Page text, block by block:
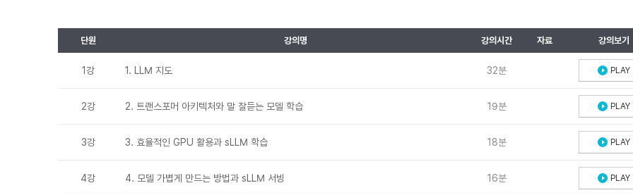
단원 강의명 강의시간 자료 강의보기
1강 1. LLM 지도 32분 PLAY
2강 2. 트랜스포머 아키텍처와 말 잘듣는 모델 학습 19분 PLAY
3강 3. 효율적인 GPU 활용과 sLLM 학습 18분 PLAY
4강 4. 모델 가볍게 만드는 방법과 sLLM 서빙 16분 PLAY